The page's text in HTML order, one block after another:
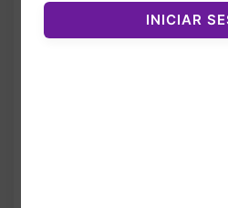
favorecedor, mientras
permite libertad total de
INICIAR